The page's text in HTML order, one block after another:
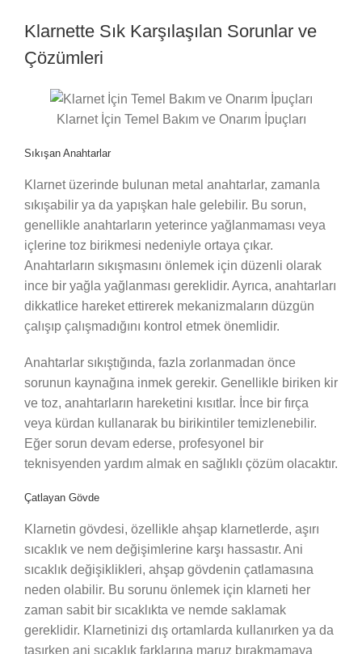
Klarnette Sık Karşılaşılan Sorunlar ve
Çözümleri
Klarnet İçin Temel Bakım ve Onarım İpuçları
Sıkışan Anahtarlar
Klarnet üzerinde bulunan metal anahtarlar, zamanla
sıkışabilir ya da yapışkan hale gelebilir. Bu sorun,
genellikle anahtarların yeterince yağlanmaması veya
içlerine toz birikmesi nedeniyle ortaya çıkar.
Anahtarların sıkışmasını önlemek için düzenli olarak
ince bir yağla yağlanması gereklidir. Ayrıca, anahtarları
dikkatlice hareket ettirerek mekanizmaların düzgün
çalışıp çalışmadığını kontrol etmek önemlidir.
Anahtarlar sıkıştığında, fazla zorlanmadan önce
sorunun kaynağına inmek gerekir. Genellikle biriken kir
ve toz, anahtarların hareketini kısıtlar. İnce bir fırça
veya kürdan kullanarak bu birikintiler temizlenebilir.
Eğer sorun devam ederse, profesyonel bir
teknisyenden yardım almak en sağlıklı çözüm olacaktır.
Çatlayan Gövde
Klarnetin gövdesi, özellikle ahşap klarnetlerde, aşırı
sıcaklık ve nem değişimlerine karşı hassastır. Ani
sıcaklık değişiklikleri, ahşap gövdenin çatlamasına
neden olabilir. Bu sorunu önlemek için klarneti her
zaman sabit bir sıcaklıkta ve nemde saklamak
gereklidir. Klarnetinizi dış ortamlarda kullanırken ya da
taşırken ani sıcaklık farklarına maruz bırakmamaya